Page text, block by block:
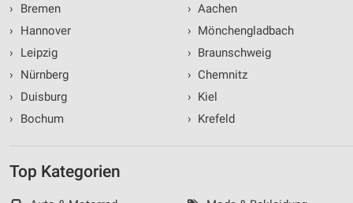
›
Bremen
›
Hannover
›
Leipzig
›
Nürnberg
›
Duisburg
›
Bochum
› Aachen
› Mönchengladbach
› Braunschweig
› Chemnitz
› Kiel
› Krefeld
Top Kategorien